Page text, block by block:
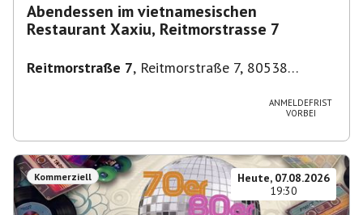
Abendessen im vietnamesischen
Restaurant Xaxiu, Reitmorstrasse 7
Reitmorstraße 7, Reitmorstraße 7, 80538
ANMELDEFRIST
VORBEI
Kommerziell
Heute, 07.08.2026
19:30